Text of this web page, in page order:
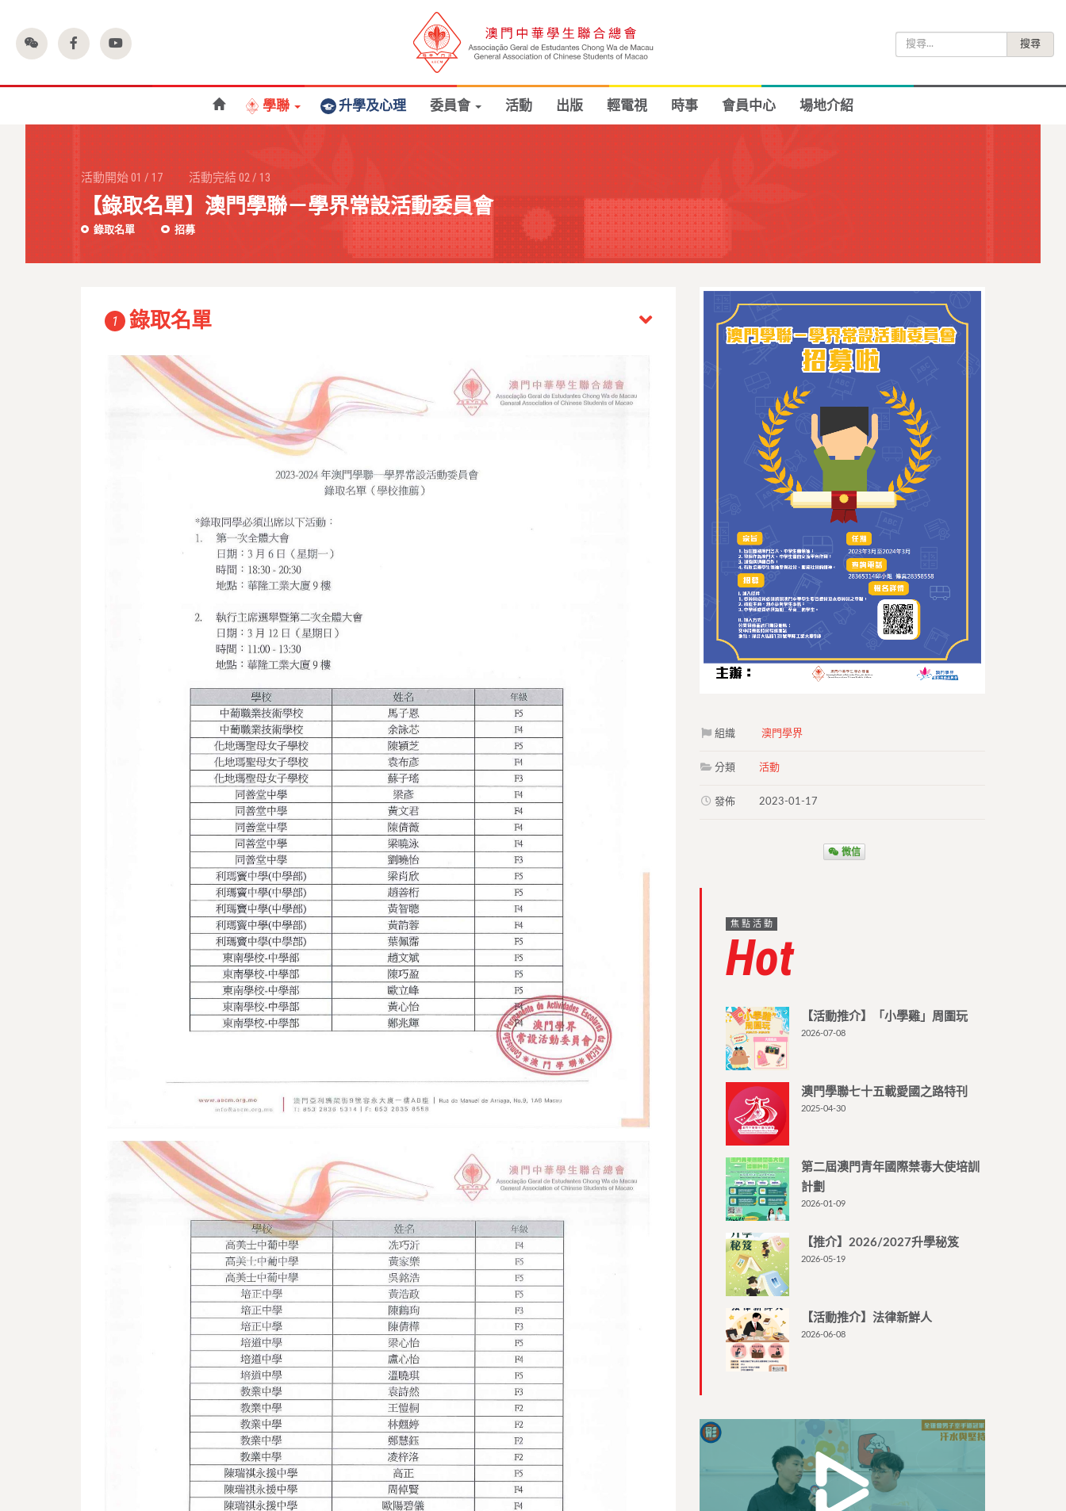
尋
學聯 升學及心理 委員會 活動 出版 輕電視 時事 會員中心 場地介紹
活動開始01/17 活動完結02/13
【錄取名單】澳門學聯－學界常設活動委員會
錄取名單 招募
1 錄取名單
組織 澳門學界
分類 活動
發佈 2023-01-17
微信
焦點活動
Hot
【活動推介】「小學雞」周圍玩
2026-07-08
澳門學聯七十五載愛國之路特刊
2025-04-30
第二屆澳門青年國際禁毒大使培訓
計劃
2026-01-09
【推介】2026/2027升學秘笈
2026-05-19
【活動推介】法律新鮮人
2026-06-08